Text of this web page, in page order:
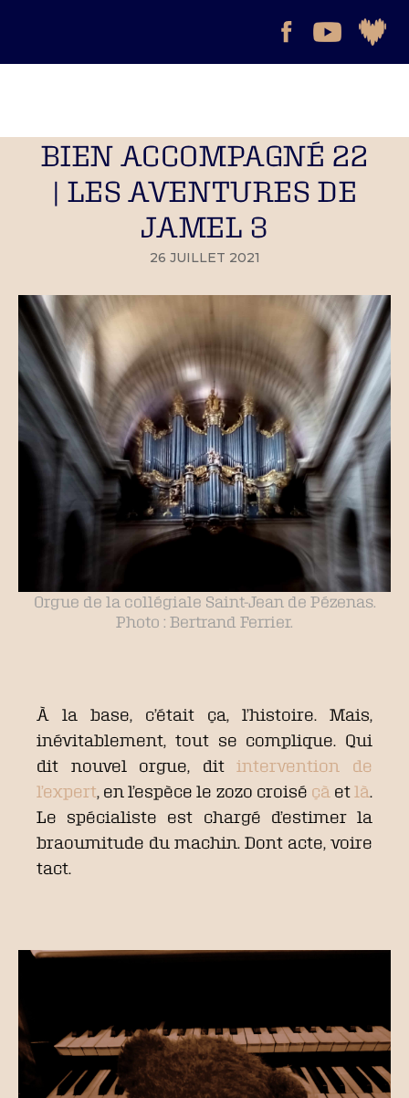
BIEN ACCOMPAGNÉ 22
| LES AVENTURES DE
JAMEL 3
26 JUILLET 2021
Orgue de la collégiale Saint-Jean de Pézenas.
Photo : Bertrand Ferrier.
À la base, c’était ça, l’histoire. Mais,
inévitablement, tout se complique. Qui
dit nouvel orgue, ditintervention de
l’expert, en l’espèce le zozo croisé çà et là.
Le spécialiste est chargé d’estimer la
braoumitude du machin. Dont acte, voire
tact.